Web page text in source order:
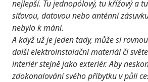
nejlepší. Tu jednopólový, tu křížový a
síťovou, datovou nebo anténní
nebylo k mání.
A když už je jeden tady, může si
další elektroinstalační materiál či
interiér stejně jako exteriér. Aby
zdokonalování svého příbytku v půli